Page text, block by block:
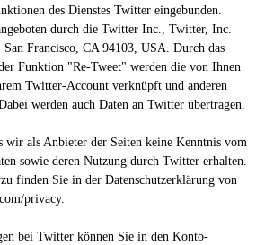
des Dienstes Twitter eingebunden.
durch die Twitter Inc., Twitter, Inc.
Francisco, CA 94103, USA. Durch das
Funktion "Re-Tweet" werden die von Ihnen
Twitter-Account verknüpft und anderen
werden auch Daten an Twitter übertragen.
wir als Anbieter der Seiten keine Kenntnis vom
sowie deren Nutzung durch Twitter erhalten.
finden Sie in der Datenschutzerklärung von
privacy.
bei Twitter können Sie in den Konto-